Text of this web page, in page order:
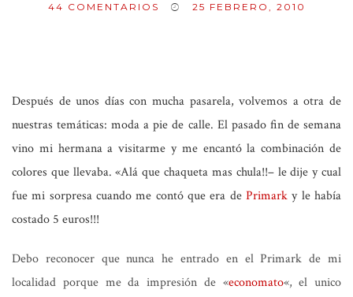
44 COMENTARIOS 25 FEBRERO, 2010
Después de unos días con mucha pasarela, volvemos a otra de
nuestras temáticas: moda a pie de calle. El pasado fin de semana
vino mi hermana a visitarme y me encantó la combinación de
colores que llevaba. «Alá que chaqueta mas chula!!– le dije y cual
fue mi sorpresa cuando me contó que era de Primark y le había
costado 5 euros!!!
Debo reconocer que nunca he entrado en elPrimarkde mi
localidad porque me da impresión de «economato«, el unico